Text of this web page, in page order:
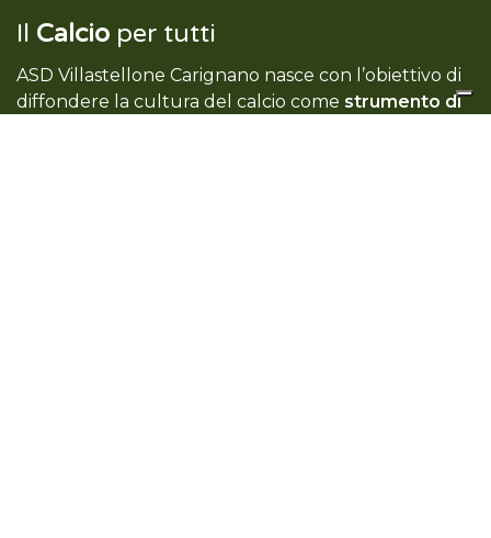
Il Calcio per tutti
ASD Villastellone Carignano nasce con l’obiettivo di
diffondere la cultura del calcio come strumento di